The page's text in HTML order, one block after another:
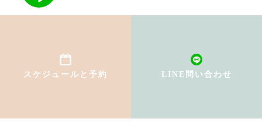
スケジュールと予約 LINE問い合わせ
初めての方へ